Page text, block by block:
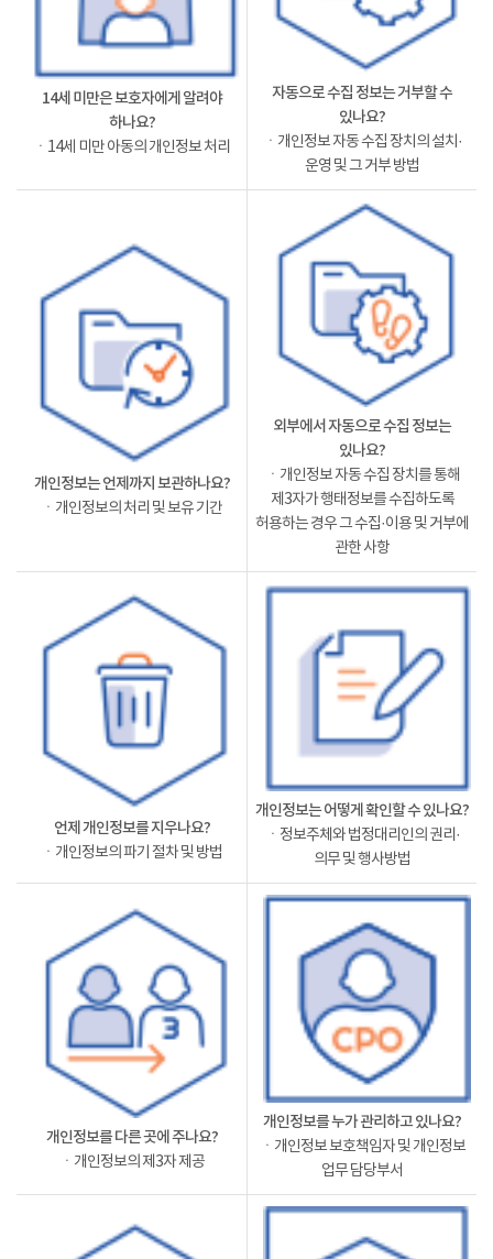
14세 미만은 보호자에게 알려야
하나요?
ㆍ14세 미만 아동의 개인정보 처리
자동으로 수집 정보는 거부할 수
있나요?
ㆍ개인정보 자동 수집 장치의 설치·
운영 및 그 거부 방법
개인정보는 언제까지 보관하나요?
ㆍ개인정보의 처리 및 보유 기간
외부에서 자동으로 수집 정보는
있나요?
ㆍ개인정보 자동 수집 장치를 통해
제3자가 행태정보를 수집하도록
허용하는 경우 그 수집·이용 및 거부에
관한 사항
언제 개인정보를 지우나요?
ㆍ개인정보의 파기 절차 및 방법
개인정보는 어떻게 확인할 수 있나요?
ㆍ정보주체와 법정대리인의 권리·
의무 및 행사방법
개인정보를 다른 곳에 주나요?
ㆍ개인정보의 제3자 제공
개인정보를 누가 관리하고 있나요?
ㆍ개인정보 보호책임자 및 개인정보
업무 담당부서